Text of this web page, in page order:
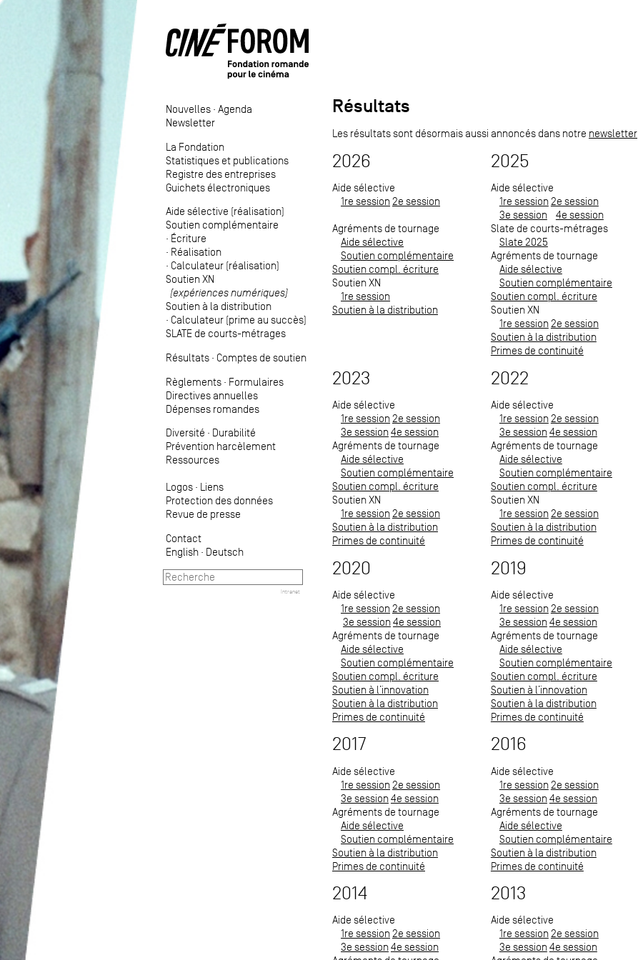
Nouvelles · Agenda
Newsletter
La Fondation
Statistiques et publications
Registre des entreprises
Guichets électroniques
Aide sélective (réalisation)
Soutien complémentaire
· Écriture
· Réalisation
· Calculateur (réalisation)
Soutien XN
(expériences numériques)
Soutien à la distribution
· Calculateur (prime au succès)
SLATE de courts-métrages
Résultats · Comptes de soutien
Règlements · Formulaires
Directives annuelles
Dépenses romandes
Diversité · Durabilité
Prévention harcèlement
Ressources
Logos · Liens
Protection des données
Revue de presse
Contact
English · Deutsch
Intranet
Résultats
Les résultats sont désormais aussi annoncés dans notre newsletter
2026
Aide sélective
1re session2e session
Agréments de tournage
Aide sélective
Soutien complémentaire
Soutien compl. écriture
Soutien XN
1re session
Soutien à la distribution
2025
Aide sélective
1re session2e session
3e session
4e session
Slate de courts-métrages
Slate 2025
Agréments de tournage
Aide sélective
Soutien complémentaire
Soutien compl. écriture
Soutien XN
1re session2e session
Soutien à la distribution
Primes de continuité
2023
Aide sélective
1re session2e session
3e session4e session
Agréments de tournage
Aide sélective
Soutien complémentaire
Soutien compl. écriture
Soutien XN
1re session2e session
Soutien à la distribution
Primes de continuité
2022
Aide sélective
1re session2e session
3e session4e session
Agréments de tournage
Aide sélective
Soutien complémentaire
Soutien compl. écriture
Soutien XN
1re session2e session
Soutien à la distribution
Primes de continuité
2020
Aide sélective
1re session2e session
3e session4e session
Agréments de tournage
Aide sélective
Soutien complémentaire
Soutien compl. écriture
Soutien à l’innovation
Soutien à la distribution
Primes de continuité
2019
Aide sélective
1re session2e session
3e session4e session
Agréments de tournage
Aide sélective
Soutien complémentaire
Soutien compl. écriture
Soutien à l’innovation
Soutien à la distribution
Primes de continuité
2017
Aide sélective
1re session2e session
3e session4e session
Agréments de tournage
Aide sélective
Soutien complémentaire
Soutien à la distribution
Primes de continuité
2016
Aide sélective
1re session2e session
3e session4e session
Agréments de tournage
Aide sélective
Soutien complémentaire
Soutien à la distribution
Primes de continuité
2014
Aide sélective
1re session2e session
3e session4e session
2013
Aide sélective
1re session2e session
3e session4e session